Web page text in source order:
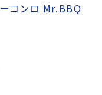
コンロ Mr.BBQ